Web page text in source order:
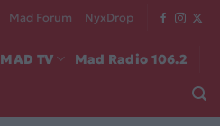
Mad Forum NyxDrop
MAD TV Mad Radio 106.2